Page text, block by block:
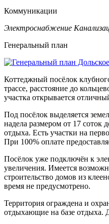
Коммуникации
Электроснабжение
Генеральный план
Коттеджный посёлок
трассе, расстояние до
участка открывается
Под посёлок выделяется
надела размером от 17 соток
отдыха. Есть участки на
При 100% оплате
Посёлок уже подключён к
увеличения. Имеется
строительство домов из
время не предусмотрено.
Территория ограждена и
отдыхающие на базе отдыха.